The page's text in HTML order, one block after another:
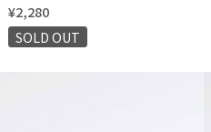
¥2,280
SOLD OUT